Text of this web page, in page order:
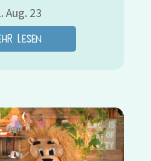
Aug. 23
lesen